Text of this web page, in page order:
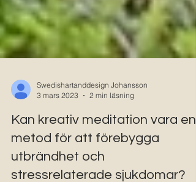
Swedishartanddesign Johansson
3 mars 2023
2 min läsning
Kan kreativ meditation vara en